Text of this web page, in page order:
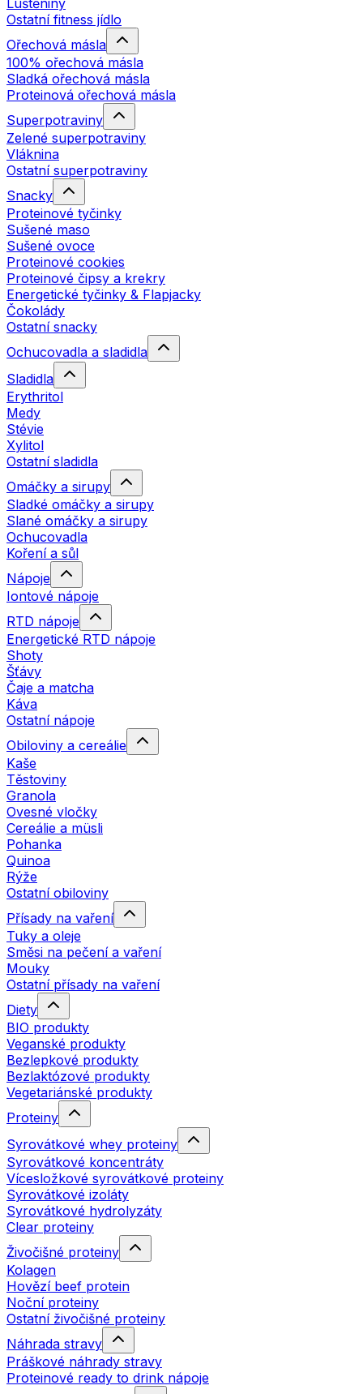
Luštěniny
Ostatní fitness jídlo
Ořechová másla
100% ořechová másla
Sladká ořechová másla
Proteinová ořechová másla
Superpotraviny
Zelené superpotraviny
Vláknina
Ostatní superpotraviny
Snacky
Proteinové tyčinky
Sušené maso
Sušené ovoce
Proteinové cookies
Proteinové čipsy a krekry
Energetické tyčinky & Flapjacky
Čokolády
Ostatní snacky
Ochucovadla a sladidla
Sladidla
Erythritol
Medy
Stévie
Xylitol
Ostatní sladidla
Omáčky a sirupy
Sladké omáčky a sirupy
Slané omáčky a sirupy
Ochucovadla
Koření a sůl
Nápoje
Iontové nápoje
RTD nápoje
Energetické RTD nápoje
Shoty
Šťávy
Čaje a matcha
Káva
Ostatní nápoje
Obiloviny a cereálie
Kaše
Těstoviny
Granola
Ovesné vločky
Cereálie a müsli
Pohanka
Quinoa
Rýže
Ostatní obiloviny
Přísady na vaření
Tuky a oleje
Směsi na pečení a vaření
Mouky
Ostatní přísady na vaření
Diety
BIO produkty
Veganské produkty
Bezlepkové produkty
Bezlaktózové produkty
Vegetariánské produkty
Proteiny
Syrovátkové whey proteiny
Syrovátkové koncentráty
Vícesložkové syrovátkové proteiny
Syrovátkové izoláty
Syrovátkové hydrolyzáty
Clear proteiny
Živočišné proteiny
Kolagen
Hovězí beef protein
Noční proteiny
Ostatní živočišné proteiny
Náhrada stravy
Práškové náhrady stravy
Proteinové ready to drink nápoje